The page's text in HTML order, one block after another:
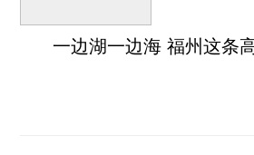
一边湖一边海 福州这条